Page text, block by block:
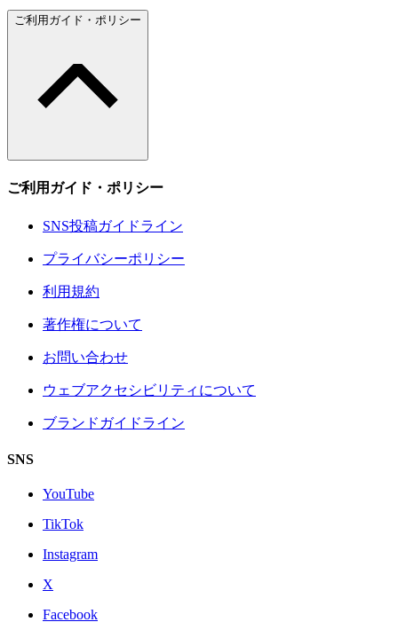
ご利用ガイド・ポリシー
ご利用ガイド・ポリシー
SNS投稿ガイドライン
プライバシーポリシー
利用規約
著作権について
お問い合わせ
ウェブアクセシビリティについて
ブランドガイドライン
SNS
YouTube
TikTok
Instagram
X
Facebook